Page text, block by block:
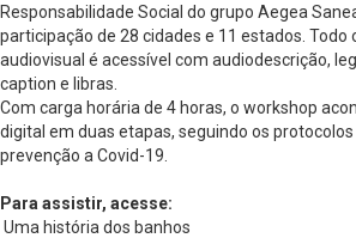
Responsabilidade Social do grupo Aegea
participação de 28 cidades e 11 estados. Todo
audiovisual é acessível com audiodescrição,
caption e libras.
Com carga horária de 4 horas, o workshop
digital em duas etapas, seguindo os
prevenção a Covid-19.
Para assistir, acesse:
Uma história dos banhos